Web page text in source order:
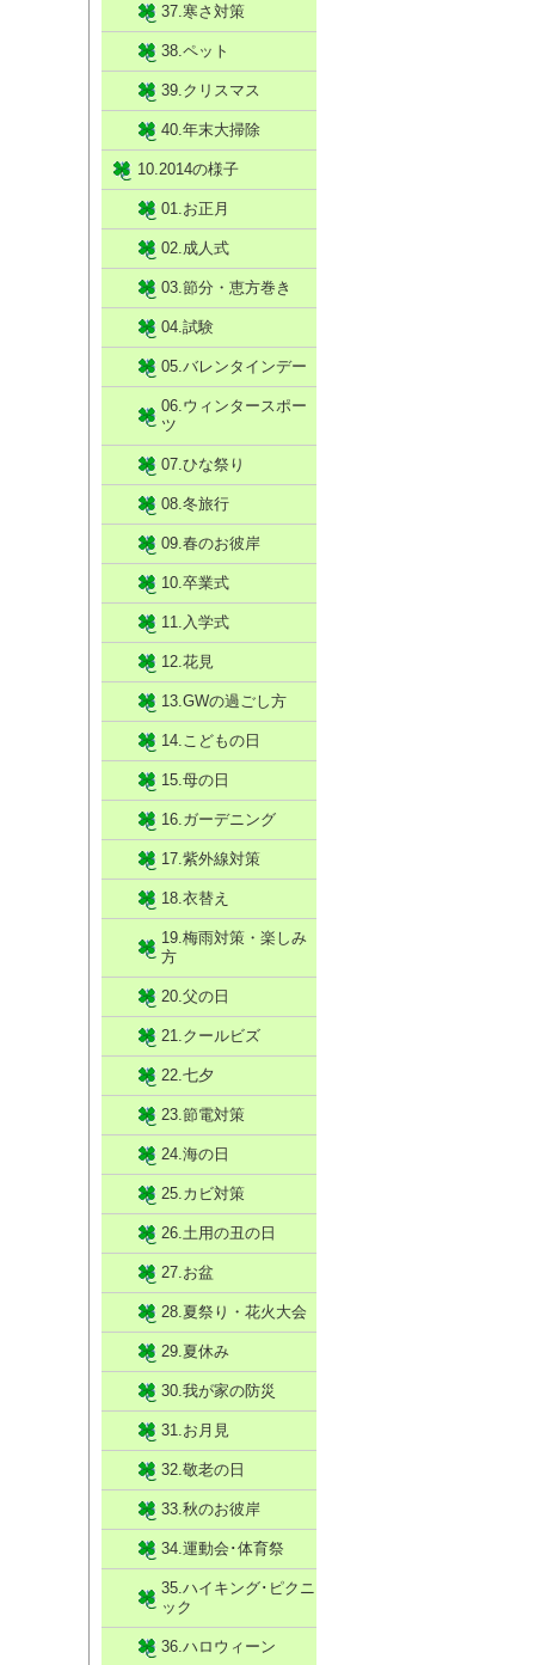
37.寒さ対策
38.ペット
39.クリスマス
40.年末大掃除
10.2014の様子
01.お正月
02.成人式
03.節分・恵方巻き
04.試験
05.バレンタインデー
06.ウィンタースポー
ツ
07.ひな祭り
08.冬旅行
09.春のお彼岸
10.卒業式
11.入学式
12.花見
13.GWの過ごし方
14.こどもの日
15.母の日
16.ガーデニング
17.紫外線対策
18.衣替え
19.梅雨対策・楽しみ
方
20.父の日
21.クールビズ
22.七夕
23.節電対策
24.海の日
25.カビ対策
26.土用の丑の日
27.お盆
28.夏祭り・花火大会
29.夏休み
30.我が家の防災
31.お月見
32.敬老の日
33.秋のお彼岸
34.運動会･体育祭
35.ハイキング･ピクニ
ック
36.ハロウィーン